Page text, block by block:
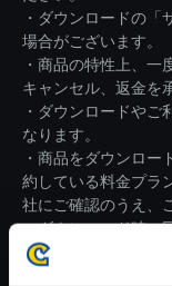
・ダウンロードの「
場合がございます。
・商品の特性上、
キャンセル、返金を
・ダウンロードやご
なります。
・商品をダウンロ
約している料金プラ
社にご確認のうえ、
・ダウンロード時、
がかかる場合がござ
※ご購入いただいた